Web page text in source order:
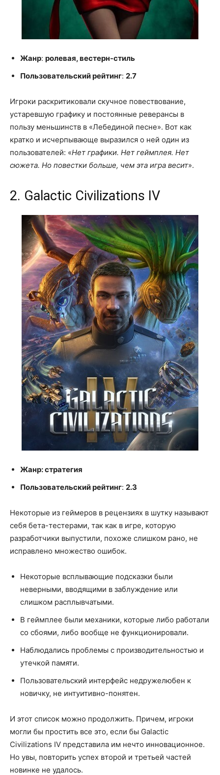
Жанр: ролевая, вестерн-стиль
Пользовательский рейтинг: 2.7
Игроки раскритиковали скучное повествование,
устаревшую графику и постоянные реверансы в
пользу меньшинств в «Лебединой песне». Вот как
кратко и исчерпывающе выразился о ней один из
пользователей: «Нет графики. Нет геймплея. Нет
сюжета. Но повестки больше, чем эта игра весит».
2. Galactic Civilizations IV
Жанр: стратегия
Пользовательский рейтинг: 2.3
Некоторые из геймеров в рецензиях в шутку называют
себя бета-тестерами, так как в игре, которую
разработчики выпустили, похоже слишком рано, не
исправлено множество ошибок.
Некоторые всплывающие подсказки были
неверными, вводящими в заблуждение или
слишком расплывчатыми.
В геймплее были механики, которые либо работали
со сбоями, либо вообще не функционировали.
Наблюдались проблемы с производительностью и
утечкой памяти.
Пользовательский интерфейс недружелюбен к
новичку, не интуитивно-понятен.
И этот список можно продолжить. Причем, игроки
могли бы простить все это, если бы Galactic
Civilizations IV представила им нечто инновационное.
Но увы, повторить успех второй и третьей частей
новинке не удалось.